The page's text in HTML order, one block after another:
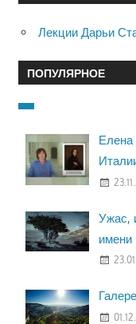
Лекции Дарьи
ПОПУЛЯРНОЕ
Елена
Ужас,
имени